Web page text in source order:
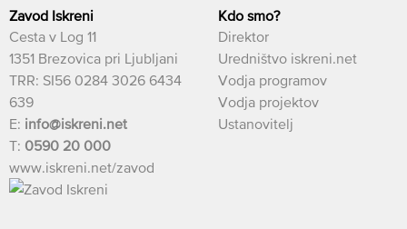
Zavod Iskreni
Cesta v Log 11
1351 Brezovica pri Ljubljani
TRR: SI56 0284 3026 6434
639
E: info@iskreni.net
T: 0590 20 000
www.iskreni.net/zavod
Kdo smo?
Direktor
Uredništvo iskreni.net
Vodja programov
Vodja projektov
Ustanovitelj